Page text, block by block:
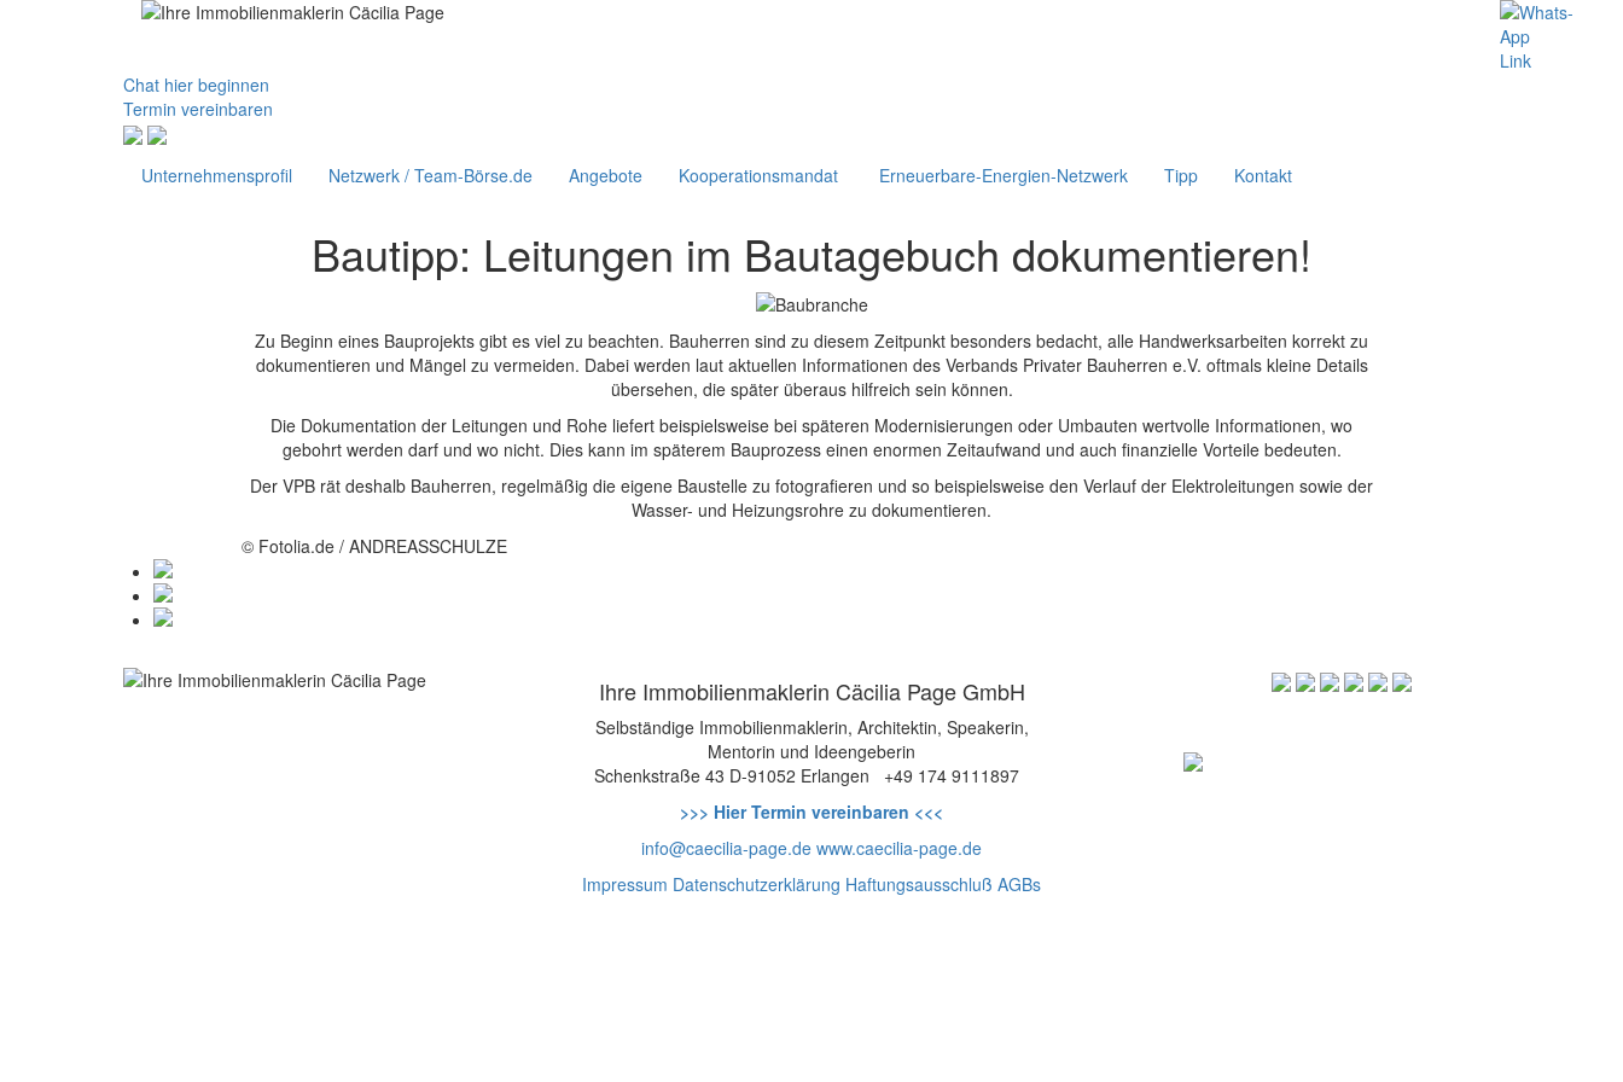
Chat hier beginnen
Termin vereinbaren
Unternehmensprofil Netzwerk / Team-Börse.de Angebote Kooperationsmandat Erneuerbare-Energien-Netzwerk Tipp Kontakt
Bautipp: Leitungen im Bautagebuch dokumentieren!
Zu Beginn eines Bauprojekts gibt es viel zu beachten. Bauherren sind zu diesem Zeitpunkt besonders bedacht, alle Handwerksarbeiten korrekt zu
dokumentieren und Mängel zu vermeiden. Dabei werden laut aktuellen Informationen des Verbands Privater Bauherren e.V. oftmals kleine Details
übersehen, die später überaus hilfreich sein können.
Die Dokumentation der Leitungen und Rohe liefert beispielsweise bei späteren Modernisierungen oder Umbauten wertvolle Informationen, wo
gebohrt werden darf und wo nicht. Dies kann im späterem Bauprozess einen enormen Zeitaufwand und auch finanzielle Vorteile bedeuten.
Der VPB rät deshalb Bauherren, regelmäßig die eigene Baustelle zu fotografieren und so beispielsweise den Verlauf der Elektroleitungen sowie der
Wasser- und Heizungsrohre zu dokumentieren.
© Fotolia.de / ANDREASSCHULZE
Ihre Immobilienmaklerin Cäcilia Page GmbH
Selbständige Immobilienmaklerin, Architektin, Speakerin,
Mentorin und Ideengeberin
Schenkstraße 43 D-91052 Erlangen
+49 174 9111897
>>> Hier Termin vereinbaren <<<
info@caecilia-page.de www.caecilia-page.de
Impressum Datenschutzerklärung Haftungsausschluß AGBs